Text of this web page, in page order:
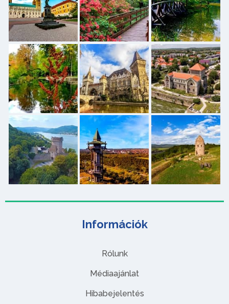
Információk
Rólunk
Médiaajánlat
Hibabejelentés